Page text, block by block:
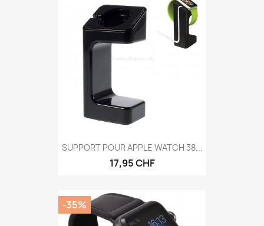
SUPPORT POUR APPLE WATCH 38...
17,95 CHF
-35%